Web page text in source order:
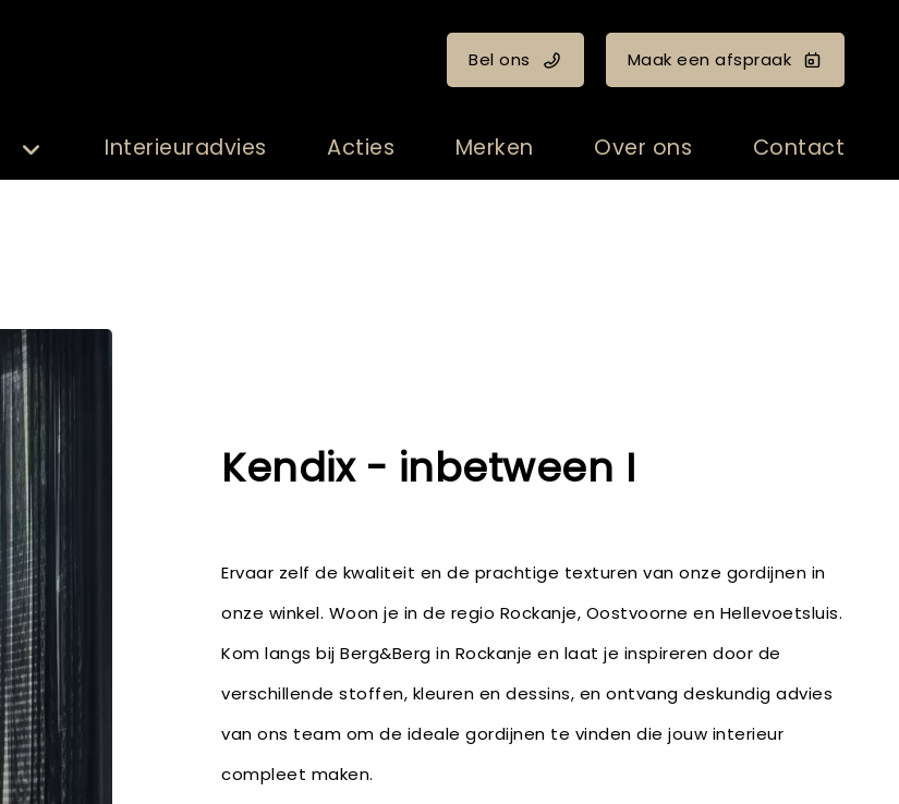
Bel ons Maak een afspraak
Interieuradvies Acties Merken Over ons Contact
Kendix - inbetween I
Ervaar zelf de kwaliteit en de prachtige texturen van onze gordijnen in
onze winkel. Woon je in de regio Rockanje, Oostvoorne en Hellevoetsluis.
Kom langs bij Berg&Berg in Rockanje en laat je inspireren door de
verschillende stoffen, kleuren en dessins, en ontvang deskundig advies
van ons team om de ideale gordijnen te vinden die jouw interieur
compleet maken.